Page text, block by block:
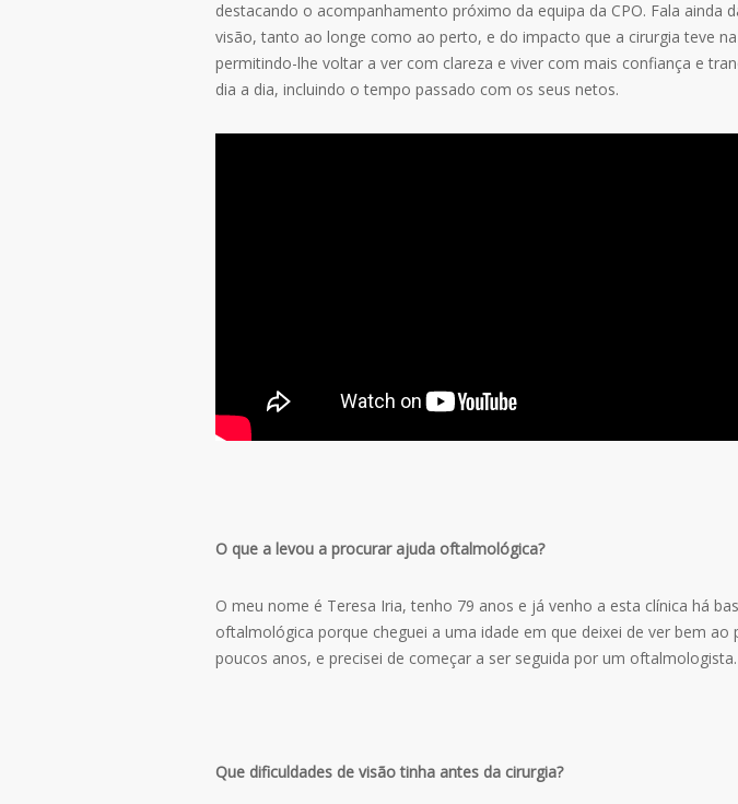
destacando o acompanhamento próximo da equipa da CPO. Fala ainda
visão, tanto ao longe como ao perto, e do impacto que a cirurgia teve
permitindo-lhe voltar a ver com clareza e viver com mais confiança e
dia a dia, incluindo o tempo passado com os seus netos.
O que a levou a procurar ajuda oftalmológica?
O meu nome é Teresa Iria, tenho 79 anos e já venho a esta clínica há
oftalmológica porque cheguei a uma idade em que deixei de ver bem
poucos anos, e precisei de começar a ser seguida por um oftalmologista.
Que dificuldades de visão tinha antes da cirurgia?